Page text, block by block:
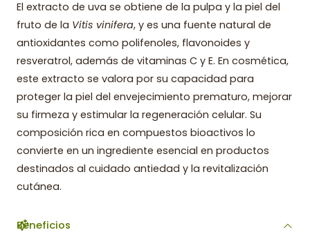
El extracto de uva se obtiene de la pulpa y la piel del
fruto de la Vitis vinifera, y es una fuente natural de
antioxidantes como polifenoles, flavonoides y
resveratrol, además de vitaminas C y E. En cosmética,
este extracto se valora por su capacidad para
proteger la piel del envejecimiento prematuro, mejorar
su firmeza y estimular la regeneración celular. Su
composición rica en compuestos bioactivos lo
convierte en un ingrediente esencial en productos
destinados al cuidado antiedad y la revitalización
cutánea.
Beneficios